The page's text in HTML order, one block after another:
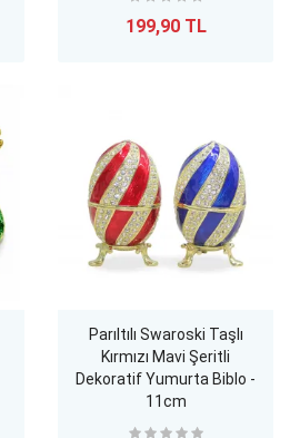
199,90 TL
Parıltılı Swaroski Taşlı
Kırmızı Mavi Şeritli
Dekoratif Yumurta Biblo -
11cm